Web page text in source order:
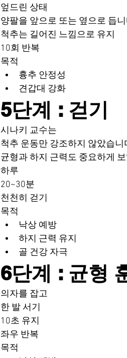
엎드린 상태
양팔을 앞으로 또는 옆으로 듭
척추는 길어진 느낌으로 유지
10회 반복
목적
흉추 안정성
견갑대 강화
5단계 : 걷기
시나키 교수는
척추 운동만 강조하지 않았습니
균형과 하지 근력도 중요하게
하루
20~30분
천천히 걷기
목적
낙상 예방
하지 근력 유지
골 건강 자극
6단계 : 균형
의자를 잡고
한 발 서기
10초 유지
좌우 반복
목적